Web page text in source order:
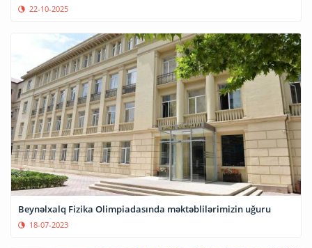
22-10-2025
Beynəlxalq Fizika Olimpiadasında məktəblilərimizin uğuru
18-07-2023